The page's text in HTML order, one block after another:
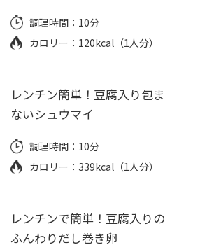
調理時間： 10分
カロリー： 120kcal（1人分）
レンチン簡単！豆腐入り包ま
ないシュウマイ
調理時間： 10分
カロリー： 339kcal（1人分）
レンチンで簡単！豆腐入りの
ふんわりだし巻き卵